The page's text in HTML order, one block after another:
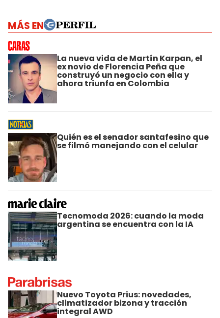
MÁS EN
La nueva vida de Martín Karpan, el
ex novio de Florencia Peña que
construyó un negocio con ella y
ahora triunfa en Colombia
Quién es el senador santafesino que
se filmó manejando con el celular
Tecnomoda 2026: cuando la moda
argentina se encuentra con la IA
Nuevo Toyota Prius: novedades,
climatizador bizona y tracción
integral AWD